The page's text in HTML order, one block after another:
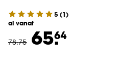
5 (1)
al vanaf
78.75 65.64